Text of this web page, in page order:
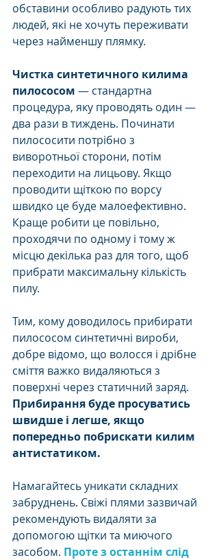
обставини особливо радують тих
людей, які не хочуть переживати
через найменшу плямку.
Чистка синтетичного килима
пилососом — стандартна
процедура, яку проводять один —
два рази в тиждень. Починати
пилососити потрібно з
виворотньої сторони, потім
переходити на лицьову. Якщо
проводити щіткою по ворсу
швидко це буде малоефективно.
Краще робити це повільно,
проходячи по одному і тому ж
місцю декілька раз для того, щоб
прибрати максимальну кількість
пилу.
Тим, кому доводилось прибирати
пилососом синтетичні вироби,
добре відомо, що волосся і дрібне
сміття важко видаляються з
поверхні через статичний заряд.
Прибирання буде просуватись
швидше і легше, якщо
попередньо побрискати килим
антистатиком.
Намагайтесь уникати складних
забруднень. Свіжі плями зазвичай
рекомендують видаляти за
допомогою щітки та миючого
засобом. Проте з останнім слід